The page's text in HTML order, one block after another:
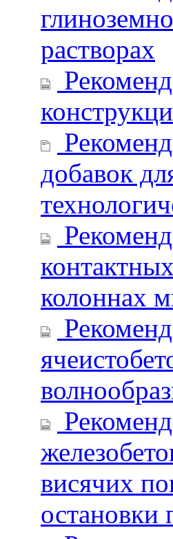
растворах
добавок
колоннах
висячих
остановки